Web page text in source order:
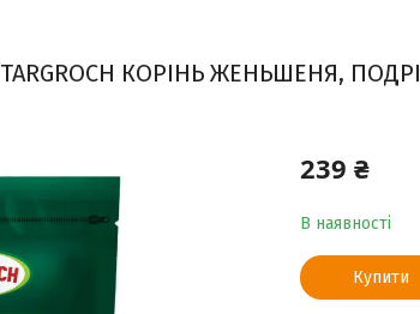
TARGROCH КОРІНЬ ЖЕНЬШЕНЯ,
239 ₴
В наявності
Купити